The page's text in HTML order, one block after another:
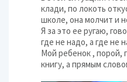
клади, по локоть
школе, она молчит и
Я за это ее ругаю,
где не надо, а где не
Мой ребенок , порой,
книгу, а прямым